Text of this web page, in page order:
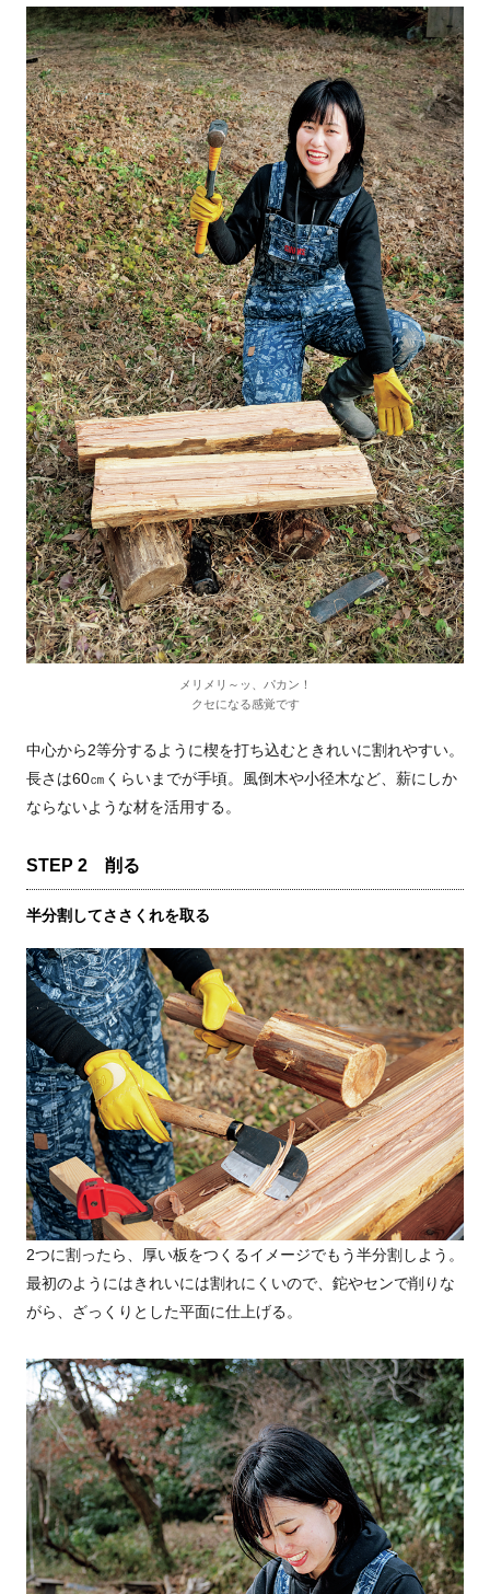
メリメリ～ッ、パカン！
クセになる感覚です
中心から2等分するように楔を打ち込むときれいに割れやすい。
長さは60㎝くらいまでが手頃。風倒木や小径木など、薪にしか
ならないような材を活用する。
STEP 2 削る
半分割してささくれを取る
2つに割ったら、厚い板をつくるイメージでもう半分割しよう。
最初のようにはきれいには割れにくいので、鉈やセンで削りな
がら、ざっくりとした平面に仕上げる。